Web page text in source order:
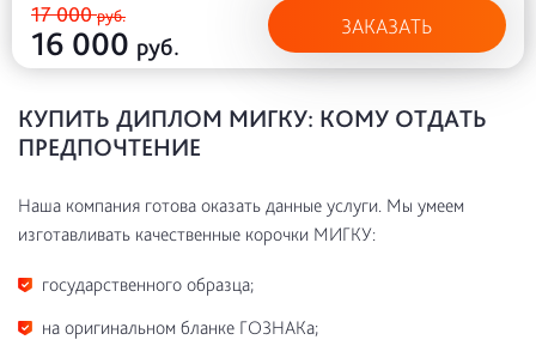
17 000руб.
16 000 руб.
ЗАКАЗАТЬ
КУПИТЬ ДИПЛОМ МИГКУ: КОМУ ОТДАТЬ
ПРЕДПОЧТЕНИЕ
Наша компания готова оказать данные услуги. Мы умеем
изготавливать качественные корочки МИГКУ:
государственного образца;
на оригинальном бланке ГОЗНАКа;